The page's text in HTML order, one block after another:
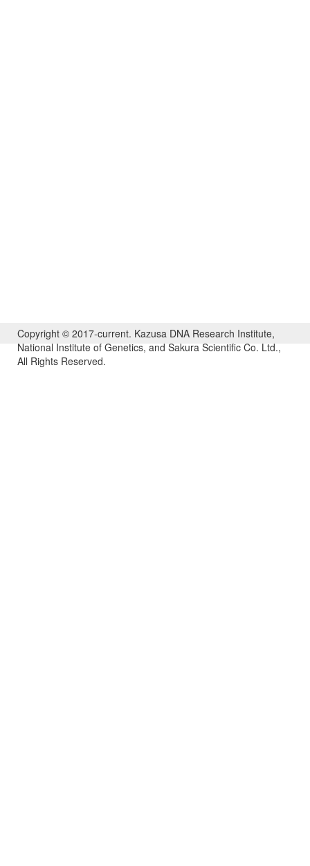
Copyright © 2017-current. Kazusa DNA Research Institute,
National Institute of Genetics, and Sakura Scientific Co. Ltd.,
All Rights Reserved.